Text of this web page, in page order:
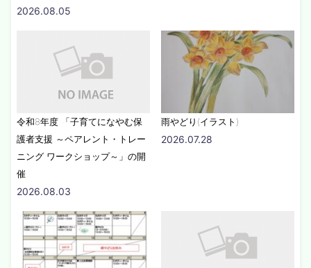
2026.08.05
令和8年度 「子育てになやむ保
護者支援 ～ペアレント・トレー
ニング ワークショップ～」の開
催
2026.08.03
雨やどり(イラスト)
2026.07.28